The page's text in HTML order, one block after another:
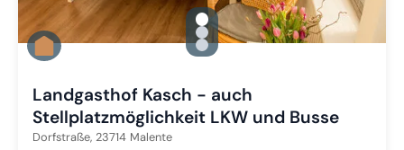
gallery.slide_selector
Zu Slide 1 wechseln
Zu Slide 2 wechseln
Zu Slide 3 wechseln
Landgasthof Kasch - auch
Stellplatzmöglichkeit LKW und Busse
Dorfstraße, 23714 Malente